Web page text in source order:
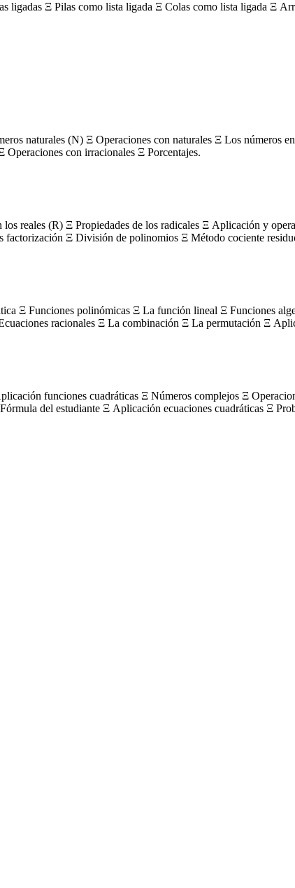
ligadas Ξ Pilas como lista ligada Ξ Colas como lista ligada Ξ
naturales (N) Ξ Operaciones con naturales Ξ Los números
con irracionales Ξ Porcentajes.
reales (R) Ξ Propiedades de los radicales Ξ Aplicación y
Ξ División de polinomios Ξ Método cociente
Ξ Funciones polinómicas Ξ La función lineal Ξ Funciones
racionales Ξ La combinación Ξ La permutación Ξ
funciones cuadráticas Ξ Números complejos Ξ
del estudiante Ξ Aplicación ecuaciones cuadráticas Ξ